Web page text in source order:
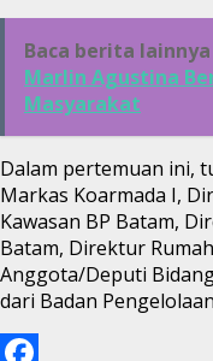
Baca berita lainnya
Marlin Agustina
Masyarakat
Dalam pertemuan ini,
Markas Koarmada I,
Kawasan BP Batam,
Batam, Direktur
Anggota/Deputi
dari Badan